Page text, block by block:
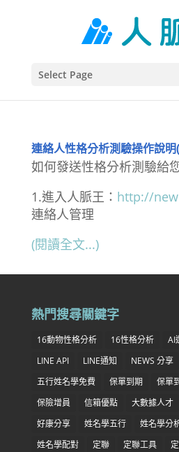
Select Page
連絡人性格分析測驗操作說
如何發送性格分析測驗給
1.進入人脈王： http://
連絡人管理
(閱讀全文...)
熱門搜尋關鍵字
16動物性格分析 16性格分析 AI
LINE API
LINE通知 NEWS 分享
五行姓名學免費
保單到期 保單
保險增員
信箱優點 大數據人才
好康分享
姓名學五行 姓名學分
姓名學配對
定聯 定聯工具